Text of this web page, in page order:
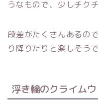
うなもので、少しチク
段差がたくさんあるの
り降りたりと楽しそう
浮き輪のクライム